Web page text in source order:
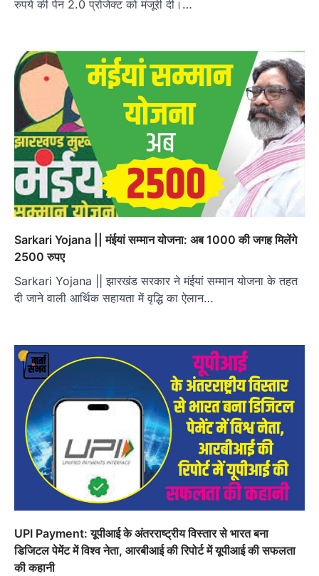
रुपये की पेन 2.0 प्रोजेक्ट को मंजूरी दी।…
Sarkari Yojana || मंईयां सम्मान योजना: अब 1000 की जगह मिलेंगे
2500 रुपए
Sarkari Yojana || झारखंड सरकार ने मंईयां सम्मान योजना के तहत
दी जाने वाली आर्थिक सहायता में वृद्धि का ऐलान…
UPI Payment: यूपीआई के अंतरराष्ट्रीय विस्तार से भारत बना
डिजिटल पेमेंट में विश्व नेता, आरबीआई की रिपोर्ट में यूपीआई की सफलता
की कहानी